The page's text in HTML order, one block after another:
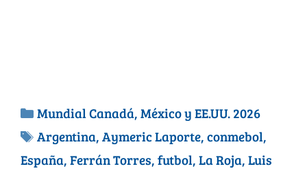
Mundial Canadá, México y EE.UU. 2026
Argentina,Aymeric Laporte,conmebol,
España, Ferrán Torres, futbol, La Roja, Luis